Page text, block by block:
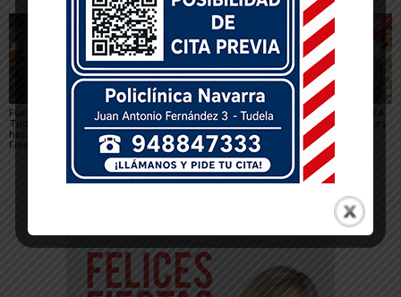
Fuegos artificiales en
Tudela 2026: días y
horarios durante las
Fiestas de Santa Ana
Qué hacer con niños en
las Fiestas de Tudela
2026
La Revolvedera llenará
de ambiente festivo las
calles de Tudela
durante Santa Ana